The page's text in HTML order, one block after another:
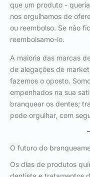
que um produto -
nos orgulhamos de
ou reembolso. Se não
reembolsamo-lo.
A maioria das marcas
de alegações de
fazemos o oposto.
empenhados na sua
branquear os dentes;
pode orgulhar, com
O futuro do
Os dias de produtos